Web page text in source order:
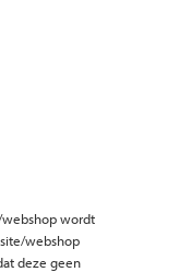
webshop wordt
webshop
deze geen